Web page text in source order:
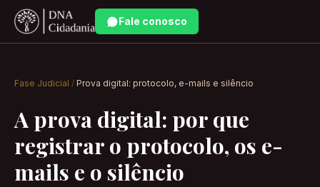
Fale conosco
Fase Judicial / Prova digital: protocolo, e-mails e silêncio
A prova digital: por que
registrar o protocolo, os e-
mails e o silêncio